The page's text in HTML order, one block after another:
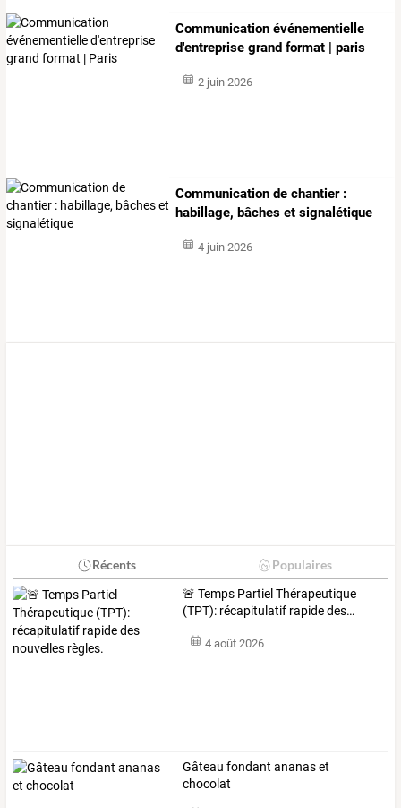
Communication événementielle
d'entreprise grand format | paris
2 juin 2026
Communication de chantier :
habillage, bâches et signalétique
4 juin 2026
Récents Populaires
🚨 Temps Partiel Thérapeutique
(TPT): récapitulatif rapidedes…
4 août 2026
Gâteau fondant ananas et
chocolat